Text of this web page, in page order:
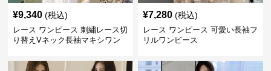
¥9,340 (税込)
レース ワンピース 刺繍レース切
り替えVネック長袖マキシワン
¥7,280 (税込)
レース ワンピース 可愛い長袖フ
リルワンピース